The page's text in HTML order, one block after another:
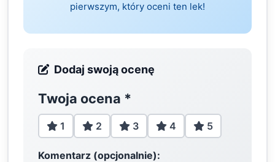
pierwszym, który oceni ten lek!
Dodaj swoją ocenę
Twoja ocena *
1 2 3 4 5
Komentarz (opcjonalnie):